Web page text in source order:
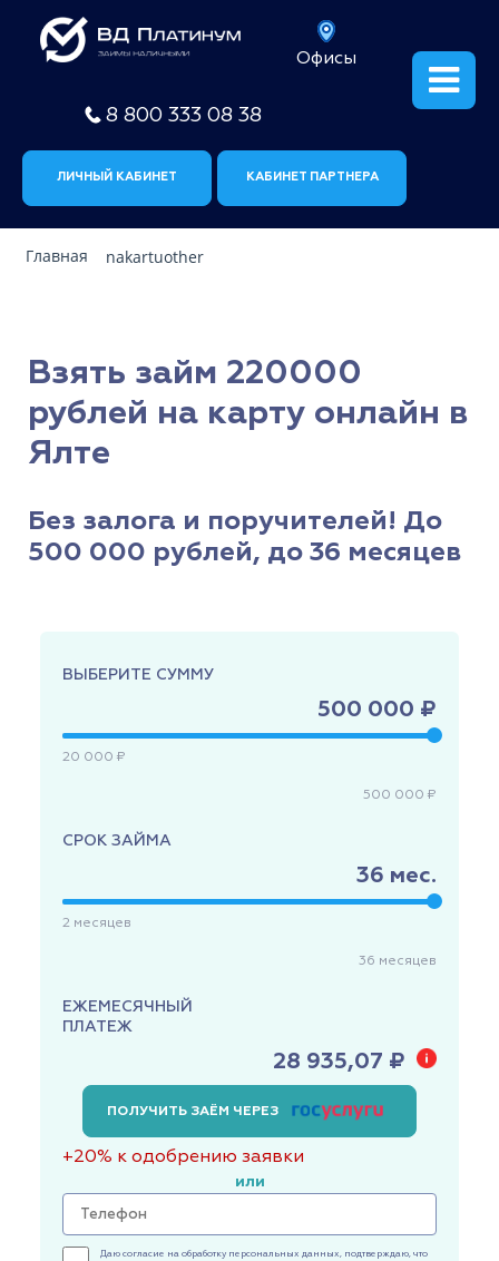
Офисы
8 800 333 08 38
ЛИЧНЫЙ КАБИНЕТ КАБИНЕТ ПАРТНЕРА
Главная nakartuother
Взять займ 220000
рублей на карту онлайн в
Ялте
Без залога и поручителей! До
500 000 рублей, до 36 месяцев
ВЫБЕРИТЕ СУММУ
500 000 ₽
20 000 ₽
500 000 ₽
СРОК ЗАЙМА
36 мес.
2 месяцев
36 месяцев
ЕЖЕМЕСЯЧНЫЙ
ПЛАТЕЖ
28 935,07 ₽
ПОЛУЧИТЬ ЗАЁМ ЧЕРЕЗ
+20% к одобрению заявки
или
Даю согласие на обработку персональных данных, подтверждаю, что